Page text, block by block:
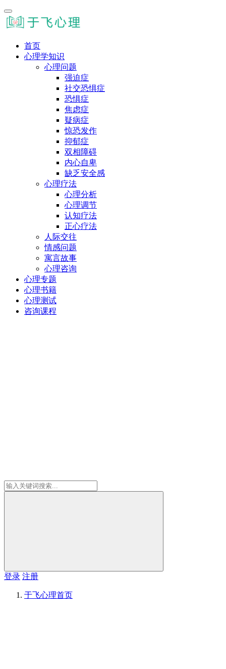
首页
心理学知识
心理问题
强迫症
社交恐惧症
恐惧症
焦虑症
疑病症
惊恐发作
抑郁症
双相障碍
内心自卑
缺乏安全感
心理疗法
心理分析
心理调节
认知疗法
正心疗法
人际交往
情感问题
寓言故事
心理咨询
心理专题
心理书籍
心理测试
咨询课程
登录 注册
于飞心理首页